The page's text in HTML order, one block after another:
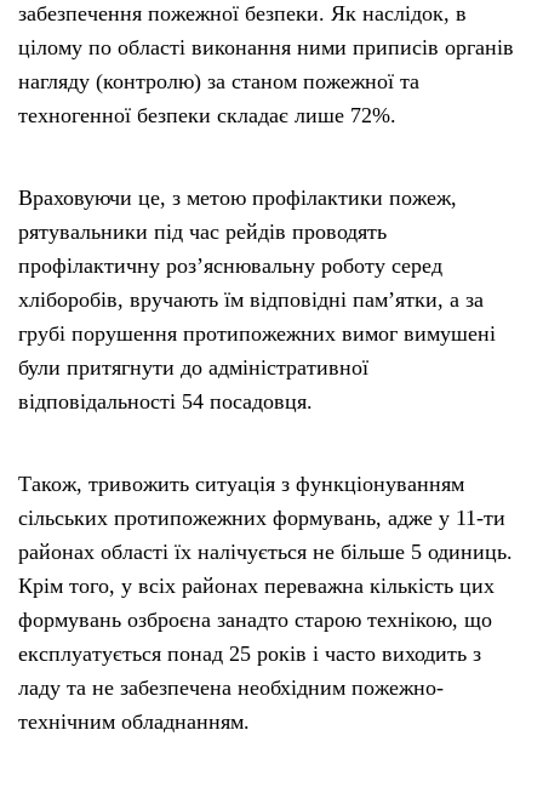
забезпечення пожежної безпеки. Як наслідок, в
цілому по області виконання ними приписів органів
нагляду (контролю) за станом пожежної та
техногенної безпеки складає лише 72%.
Враховуючи це, з метою профілактики пожеж,
рятувальники під час рейдів проводять
профілактичну роз’яснювальну роботу серед
хліборобів, вручають їм відповідні пам’ятки, а за
грубі порушення протипожежних вимог вимушені
були притягнути до адміністративної
відповідальності 54 посадовця.
Також, тривожить ситуація з функціонуванням
сільських протипожежних формувань, адже у 11-ти
районах області їх налічується не більше 5 одиниць.
Крім того, у всіх районах переважна кількість цих
формувань озброєна занадто старою технікою, що
експлуатується понад 25 років і часто виходить з
ладу та не забезпечена необхідним пожежно-
технічним обладнанням.